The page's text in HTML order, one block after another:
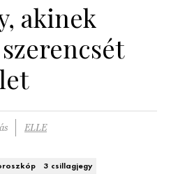
akinek
ELLE
3 csillagjegy